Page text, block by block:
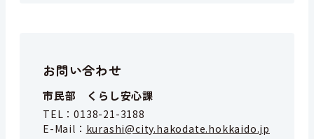
お問い合わせ
市民部 くらし安心課
TEL：0138-21-3188
E-Mail： kurashi@city.hakodate.hokkaido.jp